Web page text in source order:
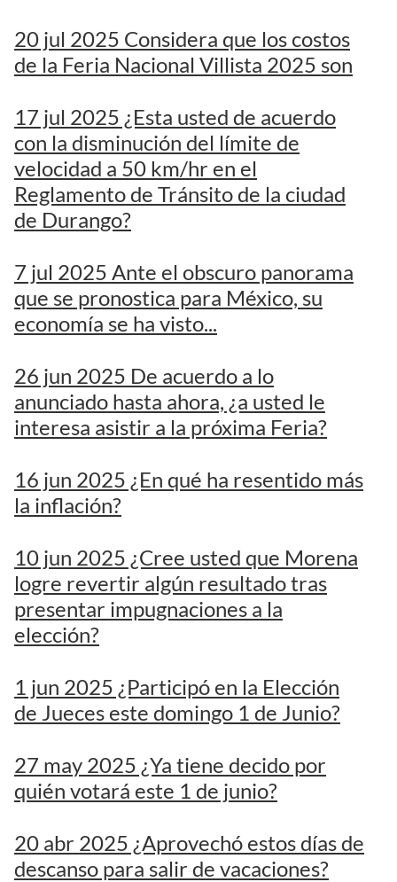
20 jul 2025 Considera que los costos
de la Feria Nacional Villista 2025 son
17 jul 2025 ¿Esta usted de acuerdo
con la disminución del límite de
velocidad a 50 km/hr en el
Reglamento de Tránsito de la ciudad
de Durango?
7 jul 2025 Ante el obscuro panorama
que se pronostica para México, su
economía se ha visto...
26 jun 2025 De acuerdo a lo
anunciado hasta ahora, ¿a usted le
interesa asistir a la próxima Feria?
16 jun 2025 ¿En qué ha resentido más
la inflación?
10 jun 2025 ¿Cree usted que Morena
logre revertir algún resultado tras
presentar impugnaciones a la
elección?
1 jun 2025 ¿Participó en la Elección
de Jueces este domingo 1 de Junio?
27 may 2025 ¿Ya tiene decido por
quién votará este 1 de junio?
20 abr 2025 ¿Aprovechó estos días de
descanso para salir de vacaciones?